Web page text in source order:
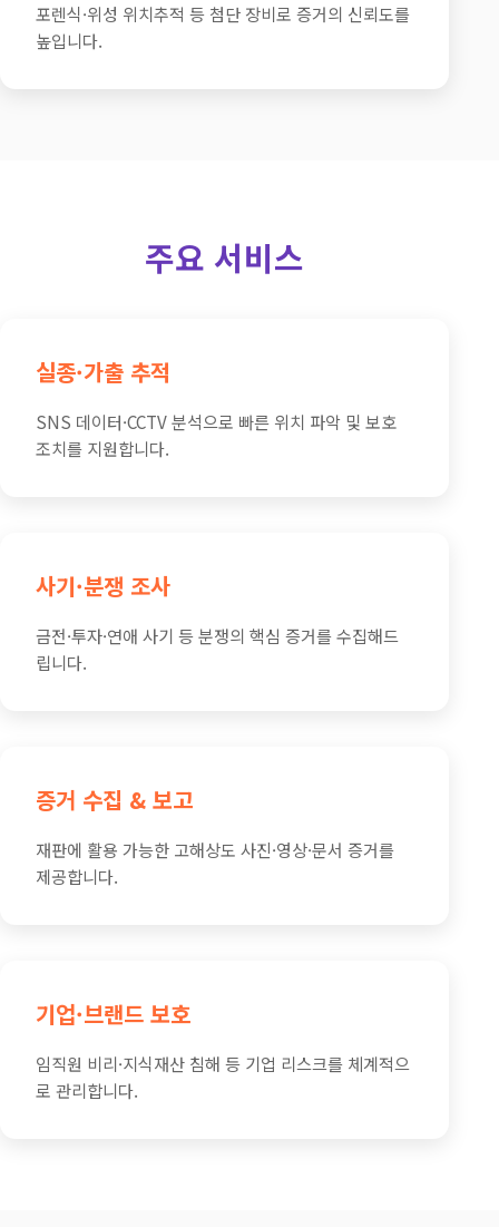
포렌식·위성 위치추적 등 첨단 장비로 증거의 신뢰도를
높입니다.
주요 서비스
실종·가출 추적
SNS 데이터·CCTV 분석으로 빠른 위치 파악 및 보호
조치를 지원합니다.
사기·분쟁 조사
금전·투자·연애 사기 등 분쟁의 핵심 증거를 수집해드
립니다.
증거 수집 & 보고
재판에 활용 가능한 고해상도 사진·영상·문서 증거를
제공합니다.
기업·브랜드 보호
임직원 비리·지식재산 침해 등 기업 리스크를 체계적으
로 관리합니다.